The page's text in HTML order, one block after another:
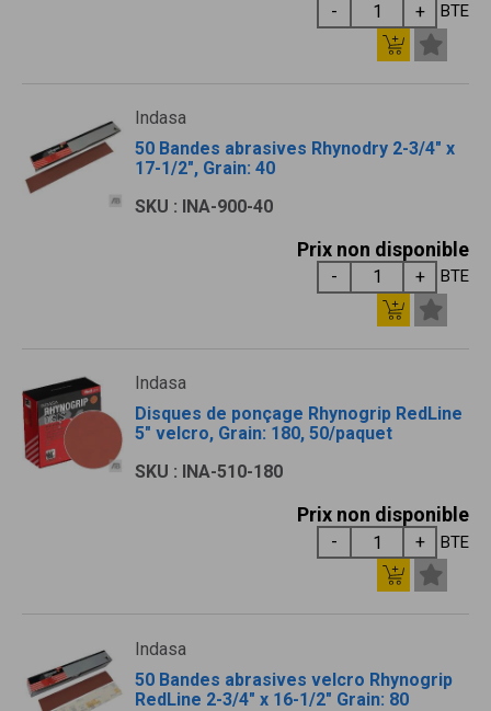
BTE
Indasa
50 Bandes abrasives Rhynodry 2-3/4" x
17-1/2", Grain: 40
SKU : INA-900-40
Prix non disponible
BTE
Indasa
Disques de ponçage Rhynogrip RedLine
5" velcro, Grain: 180, 50/paquet
SKU : INA-510-180
Prix non disponible
BTE
Indasa
50 Bandes abrasives velcro Rhynogrip
RedLine 2-3/4" x 16-1/2" Grain: 80